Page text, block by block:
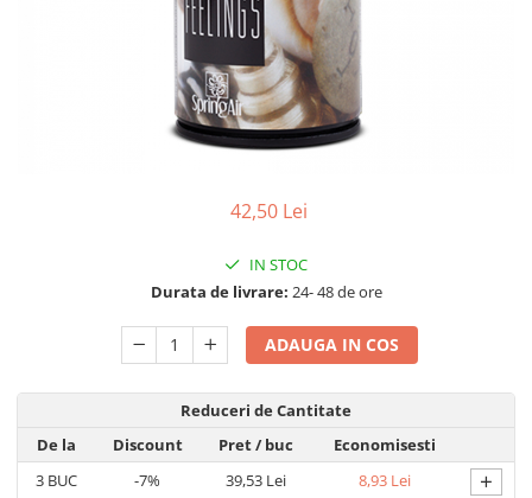
Ambalaje si Consumabile
Articole Biodegradabile
Caserole + Capace
Articole din Carton
Pizza
Articole Albe
Articole Natur
42,50 Lei
IN STOC
Durata de livrare: 24- 48 de ore
ADAUGA IN COS
Reduceri de Cantitate
De la
Discount Pret/ buc
Economisesti
3 BUC -7% 39,53 Lei 8,93 Lei +